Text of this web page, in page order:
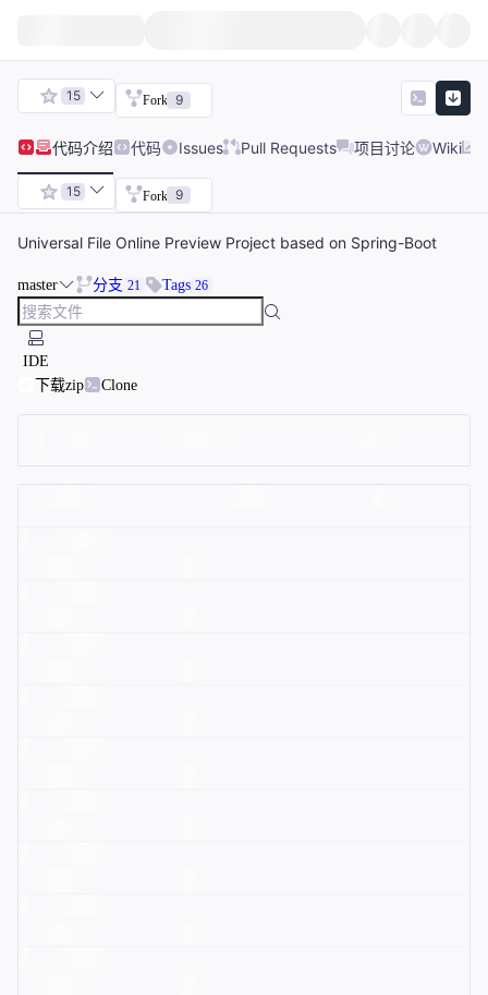
15 Fork 9
代码介绍 代码 Issues Pull Requests 项目讨论 Wiki
15 Fork 9
Universal File Online Preview Project based on Spring-Boot
master 分支 21 Tags 26
IDE
下载zip
Clone